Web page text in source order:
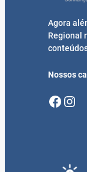
Agora
Regional
Nossos
Facebook Instagram